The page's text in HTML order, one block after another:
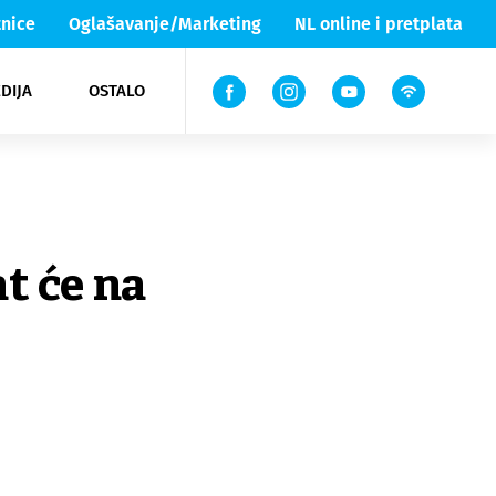
Oglašavanje/Marketing NL online i pretplata
OSTALO
Lika & Senj
TV
će na